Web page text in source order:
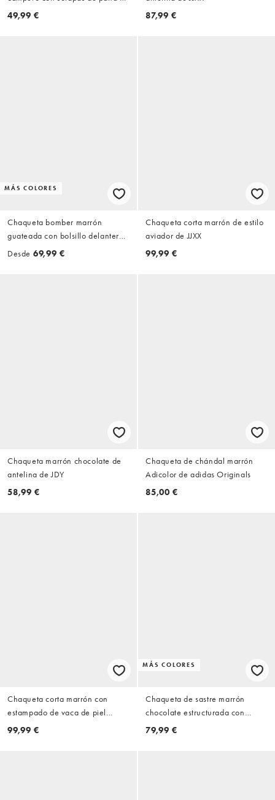
JDY
49,99 €
87,99 €
MÁS COLORES
Chaqueta bomber marrón
guateada con bolsillo delantero
y patrón ondulado de Object
Desde 69,99 €
Chaqueta corta marrón de estilo
aviador de JJXX
99,99 €
Chaqueta marrón chocolate de
antelina de JDY
58,99 €
Chaqueta de chándal marrón
Adicolor de adidas Originals
85,00 €
Chaqueta corta marrón con
estampado de vaca de piel
sintética de ONLY
99,99 €
MÁS COLORES
Chaqueta de sastre marrón
chocolate estructurada con
cintura entallada y cremallera de
79,99 €